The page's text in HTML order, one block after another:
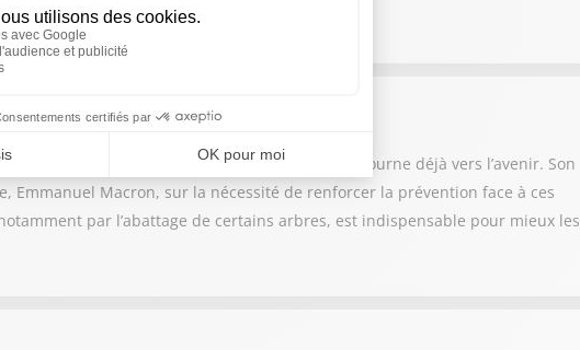
les gestes à adopter pour vous protéger.
des forêts contre les incendies (DFCI) se tourne déjà vers l’avenir. Son
Macron, sur la nécessité de renforcer la prévention face à ces
par l’abattage de certains arbres, est indispensable pour mieux les